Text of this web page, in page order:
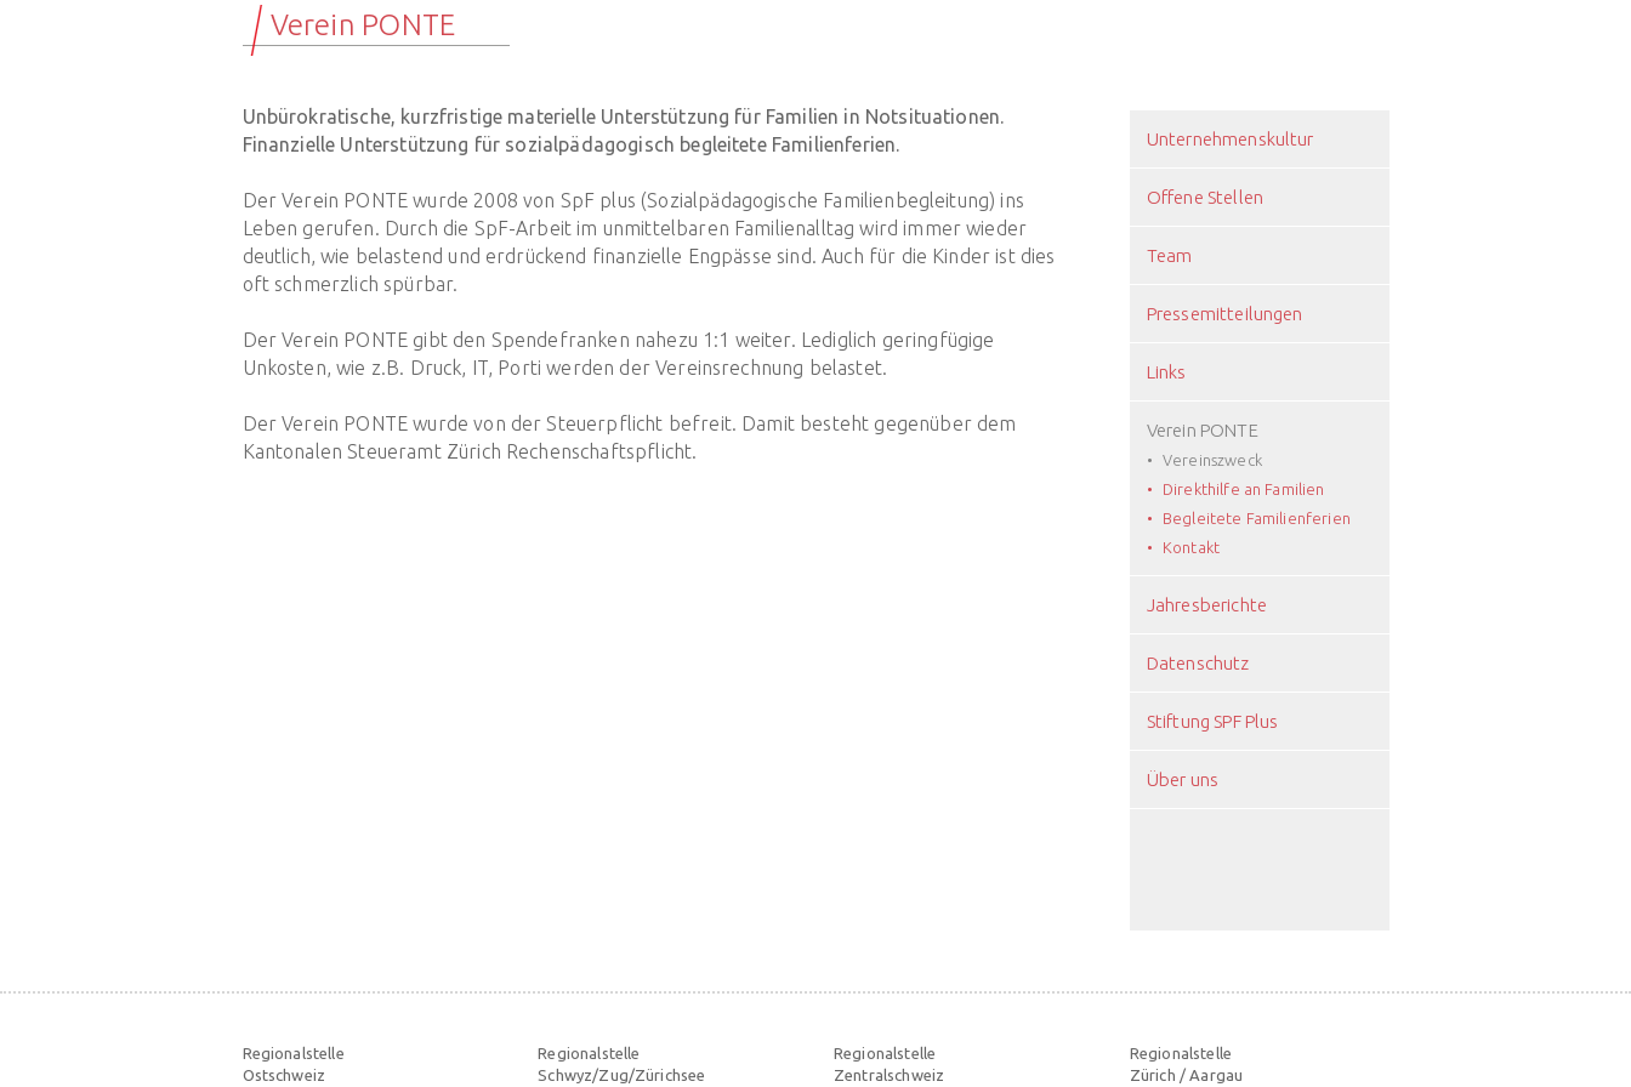
Verein PONTE
Unbürokratische, kurzfristige materielle Unterstützung für Familien in Notsituationen.
Finanzielle Unterstützung für sozialpädagogisch begleitete Familienferien.
Der Verein PONTE wurde 2008 von SpF plus (Sozialpädagogische Familienbegleitung) ins
Leben gerufen. Durch die SpF-Arbeit im unmittelbaren Familienalltag wird immer wieder
deutlich, wie belastend und erdrückend finanzielle Engpässe sind. Auch für die Kinder ist dies
oft schmerzlich spürbar.
Der Verein PONTE gibt den Spendefranken nahezu 1:1 weiter. Lediglich geringfügige
Unkosten, wie z.B. Druck, IT, Porti werden der Vereinsrechnung belastet.
Der Verein PONTE wurde von der Steuerpflicht befreit. Damit besteht gegenüber dem
Kantonalen Steueramt Zürich Rechenschaftspflicht.
Unternehmenskultur
Offene Stellen
Team
Pressemitteilungen
Links
Verein PONTE
Vereinszweck
Direkthilfe an Familien
Begleitete Familienferien
Kontakt
Jahresberichte
Datenschutz
Stiftung SPF Plus
Über uns
Regionalstelle
Ostschweiz
Regionalstelle
Schwyz/Zug/Zürichsee
Regionalstelle
Zentralschweiz
Regionalstelle
Zürich / Aargau